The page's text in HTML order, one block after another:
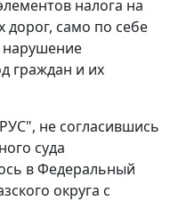
налога на
дорог, само по себе
нарушение
граждан и их
не согласившись
суда
в Федеральный
округа с